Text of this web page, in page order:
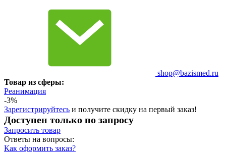
shop@bazismed.ru
Товар из сферы:
Реанимация
-3%
Зарегистрируйтесь и получите скидку на первый заказ!
Доступен только по запросу
Запросить товар
Ответы на вопросы:
Как оформить заказ?